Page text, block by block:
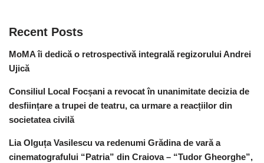
Recent Posts
MoMA îi dedică o retrospectivă integrală regizorului Andrei
Ujică
Consiliul Local Focșani a revocat în unanimitate decizia de
desființare a trupei de teatru, ca urmare a reacțiilor din
societatea civilă
Lia Olguța Vasilescu va redenumi Grădina de vară a
cinematografului “Patria” din Craiova – “Tudor Gheorghe”,